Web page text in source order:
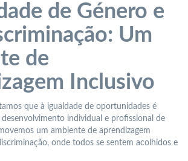
de Género e
Um
de
Inclusivo
que à igualdade de oportunidades é
individual e profissional de
um ambiente de aprendizagem
onde todos se sentem acolhidos e